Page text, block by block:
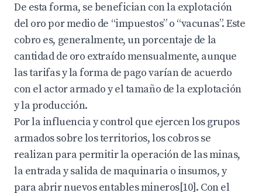
De esta forma, se benefician con la explotación
del oro por medio de “impuestos” o “vacunas”. Este
cobro es, generalmente, un porcentaje de la
cantidad de oro extraído mensualmente, aunque
las tarifas y la forma de pago varían de acuerdo
con el actor armado y el tamaño de la explotación
y la producción.
Por la influencia y control que ejercen los grupos
armados sobre los territorios, los cobros se
realizan para permitir la operación de las minas,
la entrada y salida de maquinaria o insumos, y
para abrir nuevos entables mineros[10]. Con el